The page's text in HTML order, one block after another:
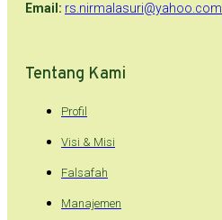
Email: rs.nirmalasuri@yahoo.com
Tentang Kami
Profil
Visi & Misi
Falsafah
Manajemen